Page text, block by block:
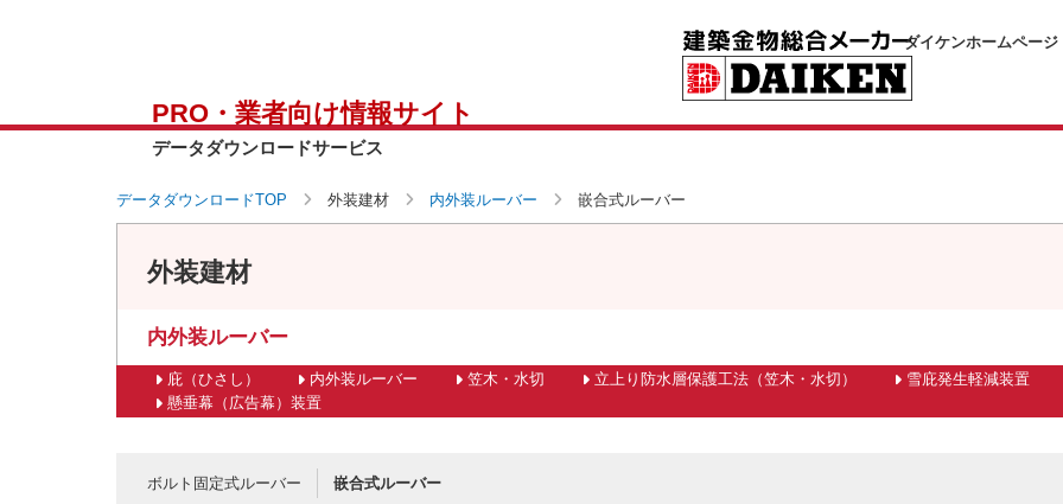
PRO・業者向け情報サイト
データダウンロードサービス
ダイケンホームページ
データダウンロードTOP 外装建材 内外装ルーバー 嵌合式ルーバー
外装建材
内外装ルーバー
庇（ひさし） 内外装ルーバー 笠木・水切 立上り防水層保護工法（笠木・水切） 雪庇発生軽減装置
懸垂幕（広告幕）装置
ボルト固定式ルーバー 嵌合式ルーバー